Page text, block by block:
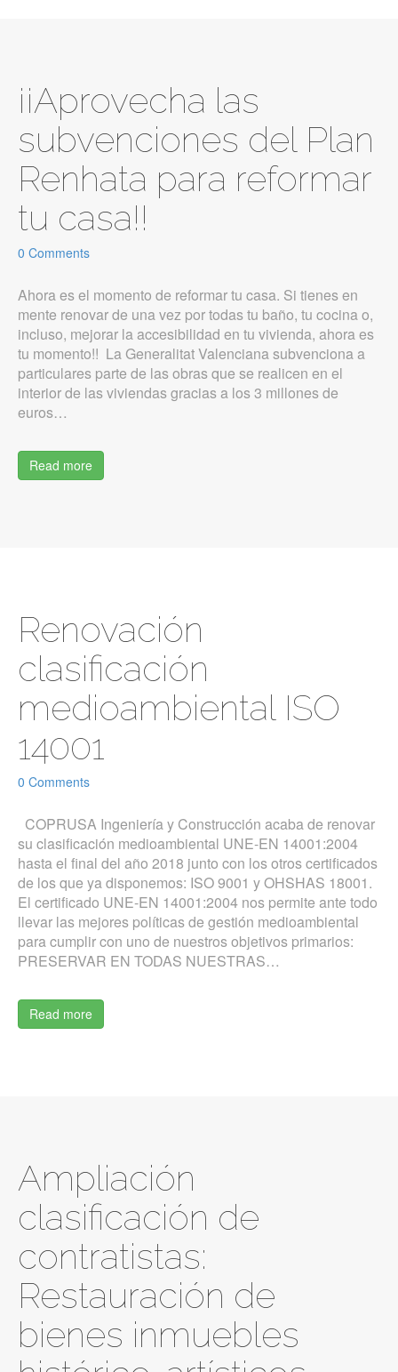
¡¡Aprovecha las
subvenciones del Plan
Renhata para reformar
tu casa!!
0 Comments
Ahora es el momento de reformar tu casa. Si tienes en
mente renovar de una vez por todas tu baño, tu cocina o,
incluso, mejorar la accesibilidad en tu vivienda, ahora es
tu momento!! La Generalitat Valenciana subvenciona a
particulares parte de las obras que se realicen en el
interior de las viviendas gracias a los 3 millones de
euros…
Read more
Renovación
clasificación
medioambiental ISO
14001
0 Comments
COPRUSA Ingeniería y Construcción acaba de renovar
su clasificación medioambiental UNE-EN 14001:2004
hasta el final del año 2018 junto con los otros certificados
de los que ya disponemos: ISO 9001 y OHSHAS 18001.
El certificado UNE-EN 14001:2004 nos permite ante todo
llevar las mejores políticas de gestión medioambiental
para cumplir con uno de nuestros objetivos primarios:
PRESERVAR EN TODAS NUESTRAS…
Read more
Ampliación
clasificación de
contratistas:
Restauración de
bienes inmuebles